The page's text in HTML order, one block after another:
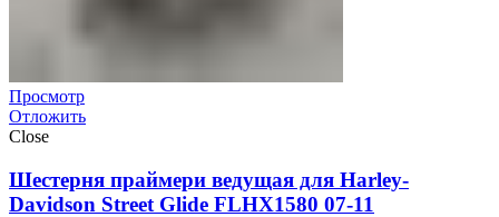
Просмотр
Отложить
Close
Шестерня праймери ведущая для Harley-
Davidson Street Glide FLHX1580 07-11